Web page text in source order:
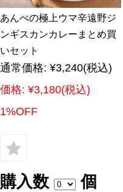
あんべの極上ウマ辛遠野ジ
ンギスカンカレーまとめ買
いセット
通常価格: ¥3,240(税込)
価格: ¥3,180(税込)
1%OFF
購入数 個